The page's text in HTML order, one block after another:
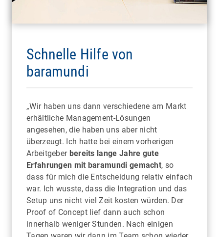
Schnelle Hilfe von
baramundi
„Wir haben uns dann verschiedene am Markt
erhältliche Management-Lösungen
angesehen, die haben uns aber nicht
überzeugt. Ich hatte bei einem vorherigen
Arbeitgeber bereits lange Jahre gute
Erfahrungen mit baramundi gemacht, so
dass für mich die Entscheidung relativ einfach
war. Ich wusste, dass die Integration und das
Setup uns nicht viel Zeit kosten würden. Der
Proof of Concept lief dann auch schon
innerhalb weniger Stunden. Nach einigen